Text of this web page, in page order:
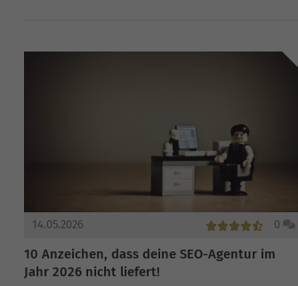
14.05.2026 0
10 Anzeichen, dass deine SEO-Agentur im
Jahr 2026 nicht liefert!